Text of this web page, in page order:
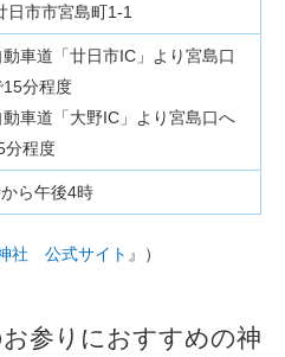
日市市宮島町1-1
動車道「廿日市IC」より宮島口
分程度
動車道「大野IC」より宮島口へ
分程度
ら午後4時
社 公式サイト 』）
お参りにおすすめの神